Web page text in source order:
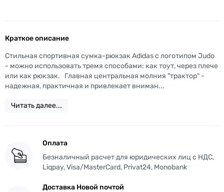
Краткое описание
Стильная спортивная сумка-рюкзак Adidas с логотипом Judo
- можно использовать тремя способами: как тоут, через плече
или как рюкзак. Главная центральная молния "трактор" -
надежная, практичная и привлекает вниман...
Читать далее...
Оплата
Безналичный расчет для юридических лиц с НДС,
Liqpay, Visa/MasterCard, Privat24, Monobank
Доставка Новой почтой